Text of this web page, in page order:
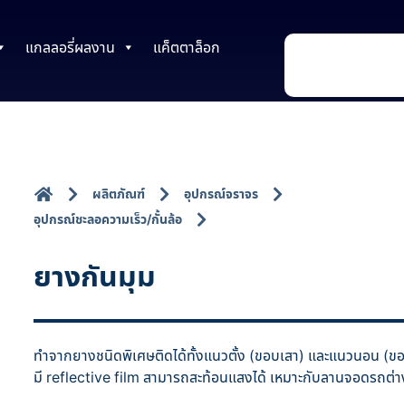
แกลลอรี่ผลงาน
แค็ตตาล็อก
d
u
ผลิตภัณฑ์
อุปกรณ์จราจร
อุปกรณ์ชะลอความเร็ว/กั้นล้อ
ยางกันมุม
ทำจากยางชนิดพิเศษติดได้ทั้งแนวตั้ง (ขอบเสา) และแนวนอน (ข
มี reflective film สามารถสะท้อนแสงได้ เหมาะกับลานจอดรถต่